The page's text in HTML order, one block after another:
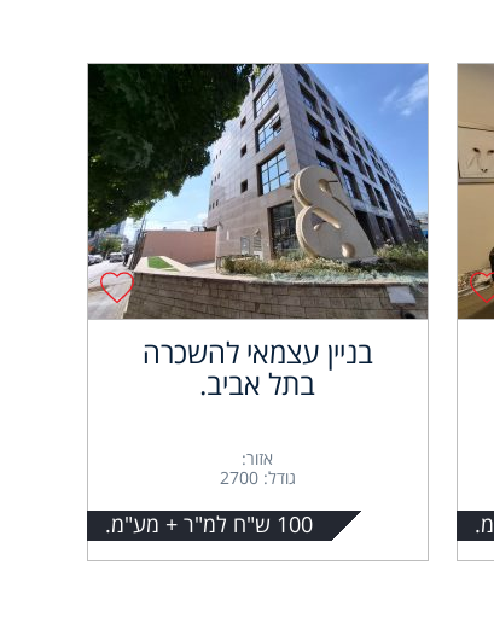
בניין עצמאי להשכרה
בתל אביב.
אזור:
גודל: 2700
100 ש"ח למ"ר + מע"מ.